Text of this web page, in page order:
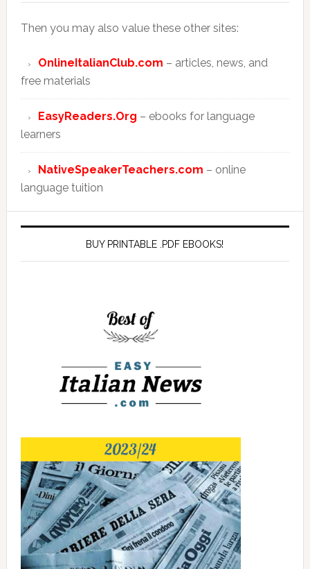
Then you may also value these other sites:
OnlineItalianClub.com – articles, news, and
free materials
EasyReaders.Org – ebooks for language
learners
NativeSpeakerTeachers.com – online
language tuition
BUY PRINTABLE .PDF EBOOKS!